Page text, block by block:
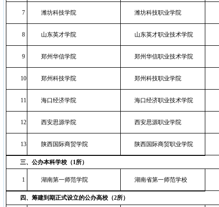
7 潍坊科技学院 潍坊科技职业学院
8 山东英才学院 山东英才职业技术学院
9 郑州华信学院 郑州华信职业技术学院
10 郑州科技学院 郑州科技职业学院
11 海口经济学院 海口经济职业技术学院
12 西安思源学院 西安思源职业学院
13 陕西国际商贸学院 陕西国际商贸职业学院
三、公办本科学校（1所）
1 湖南第一师范学院 湖南省第一师范学校
四、筹建到期正式设立的公办高校（2所）